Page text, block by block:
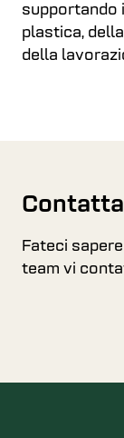
supportando
plastica,
della
Fateci
team vi